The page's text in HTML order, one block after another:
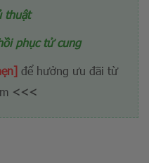
thuật
phục tử cung
để hưởng ưu đãi từ
<<<